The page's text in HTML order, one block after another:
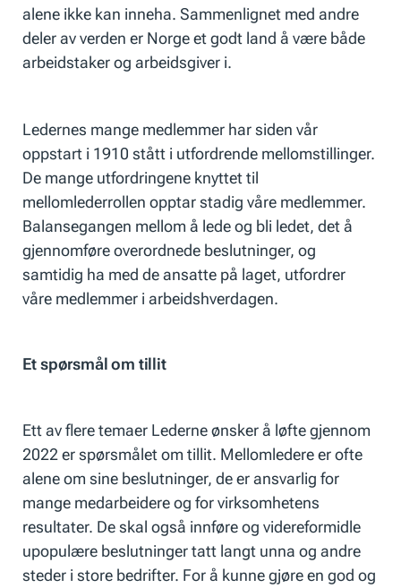
alene ikke kan inneha. Sammenlignet med andre
deler av verden er Norge et godt land å være både
arbeidstaker og arbeidsgiver i.
Ledernes mange medlemmer har siden vår
oppstart i 1910 stått i utfordrende mellomstillinger.
De mange utfordringene knyttet til
mellomlederrollen opptar stadig våre medlemmer.
Balansegangen mellom å lede og bli ledet, det å
gjennomføre overordnede beslutninger, og
samtidig ha med de ansatte på laget, utfordrer
våre medlemmer i arbeidshverdagen.
Et spørsmål om tillit
Ett av flere temaer Lederne ønsker å løfte gjennom
2022 er spørsmålet om tillit. Mellomledere er ofte
alene om sine beslutninger, de er ansvarlig for
mange medarbeidere og for virksomhetens
resultater. De skal også innføre og videreformidle
upopulære beslutninger tatt langt unna og andre
steder i store bedrifter. For å kunne gjøre en god og